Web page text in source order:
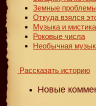
Земные
Откуда взялся
Музыка и мистика
Роковые числа
Необычная
Рассказать историю
Новые